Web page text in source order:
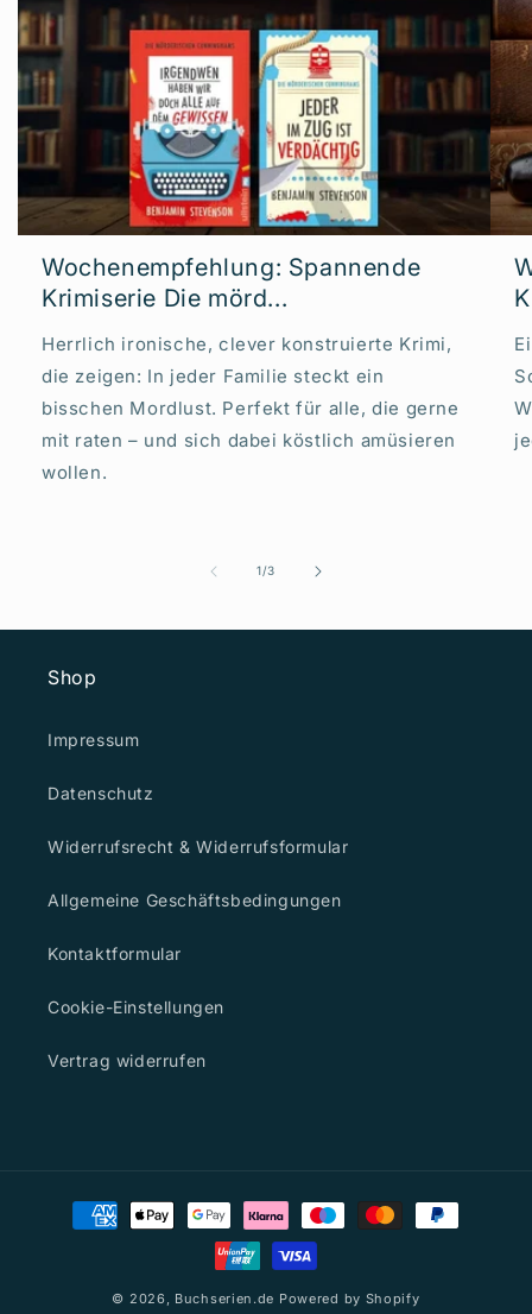
Wochenempfehlung: Spannende
Krimiserie Die mörd...
Herrlich ironische, clever konstruierte Krimi,
die zeigen: In jeder Familie steckt ein
bisschen Mordlust. Perfekt für alle, die gerne
mit raten – und sich dabei köstlich amüsieren
wollen.
1/von
3
Shop
Impressum
Datenschutz
Widerrufsrecht & Widerrufsformular
Allgemeine Geschäftsbedingungen
Kontaktformular
Cookie-Einstellungen
Vertrag widerrufen
Zahlungsmethoden
© 2026, Buchserien.de Powered by Shopify